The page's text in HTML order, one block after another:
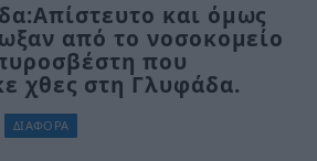
και όμως
από το νοσοκομείο
που
χθες στη Γλυφάδα.
ΔΙΑΦΟΡΑ